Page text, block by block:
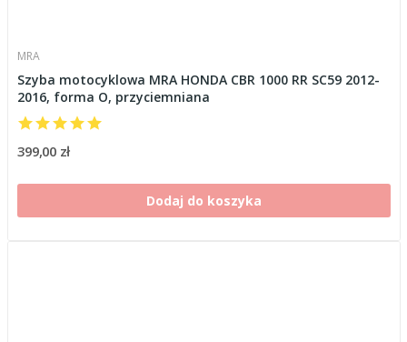
MRA
Szyba motocyklowa MRA HONDA CBR 1000 RR SC59 2012-
2016, forma O, przyciemniana
399,00 zł
Dodaj do koszyka